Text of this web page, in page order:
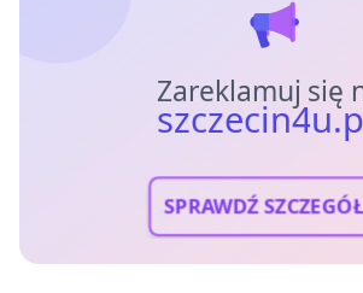
Zareklamuj się
SPRAWDŹ